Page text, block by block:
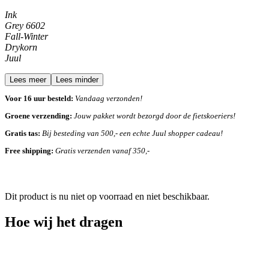
Ink
Grey 6602
Fall-Winter
Drykorn
Juul
Lees meer Lees minder
Voor 16 uur besteld: Vandaag verzonden!
Groene verzending: Jouw pakket wordt bezorgd door de fietskoeriers!
Gratis tas: Bij besteding van 500,- een echte Juul shopper cadeau!
Free shipping: Gratis verzenden vanaf 350,-
Dit product is nu niet op voorraad en niet beschikbaar.
Hoe wij het dragen